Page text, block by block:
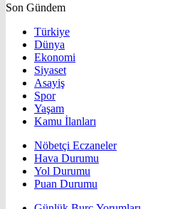
Son Gündem
Türkiye
Dünya
Ekonomi
Siyaset
Asayiş
Spor
Yaşam
Kamu İlanları
Nöbetçi Eczaneler
Hava Durumu
Yol Durumu
Puan Durumu